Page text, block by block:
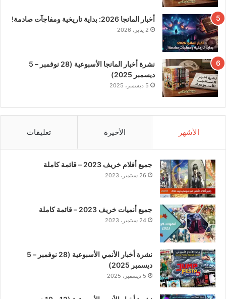
أخبار المانجا 2026: بداية تاريخية ومفاجآت صادمة!
2 يناير، 2026
نشرة أخبار المانجا الأسبوعية (28 نوفمبر – 5
ديسمبر 2025)
5 ديسمبر، 2025
الأشهر الأخيرة تعليقات
جميع أفلام خريف 2023 – قائمة كاملة
26 سبتمبر، 2023
جميع أنميات خريف 2023 – قائمة كاملة
24 سبتمبر، 2023
نشرة أخبار الأنمي الأسبوعية (28 نوفمبر – 5
ديسمبر 2025)
5 ديسمبر، 2025